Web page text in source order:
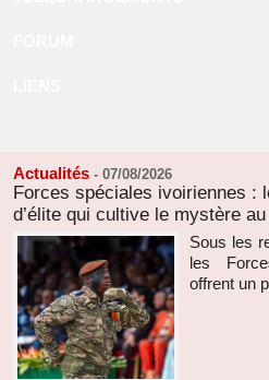
Actualités - 07/08/2026
Forces spéciales ivoiriennes :
d’élite qui cultive le mystère
Sous les
les
offrent un